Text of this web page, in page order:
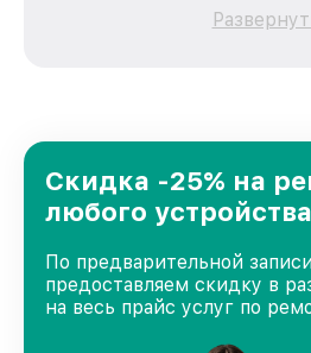
каждого пользователя
зависимости от
и лояльности наших
Скидка -25% на
любого
По предварительной
предоставляем скидку в
на весь прайс услуг по